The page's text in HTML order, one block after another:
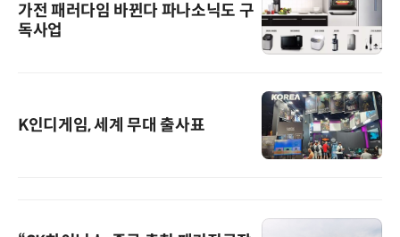
가전 패러다임 바뀐다 파나소닉도 구
독사업
K인디게임, 세계 무대 출사표